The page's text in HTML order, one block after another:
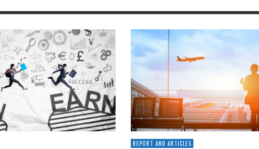
REPORT AND ARTICLES